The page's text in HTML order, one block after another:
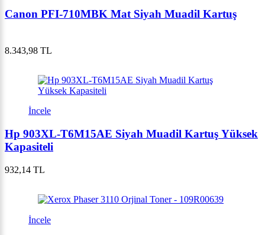
Canon PFI-710MBK Mat Siyah Muadil Kartuş
8.343,98 TL
İncele
Hp 903XL-T6M15AE Siyah Muadil Kartuş Yüksek
Kapasiteli
932,14 TL
İncele